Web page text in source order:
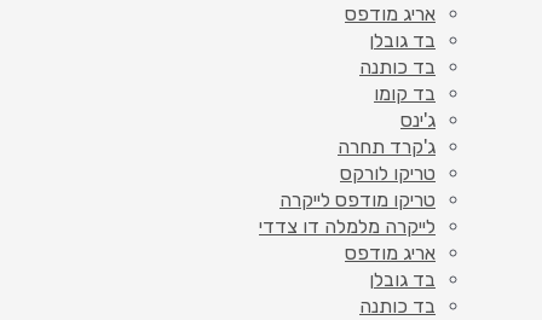
אריג מודפס
בד גובלן
בד כותנה
בד קומו
ג'ינס
ג'קרד תחרה
טריקו לורקס
טריקו מודפס לייקרה
לייקרה מלמלה דו צדדי
אריג מודפס
בד גובלן
בד כותנה